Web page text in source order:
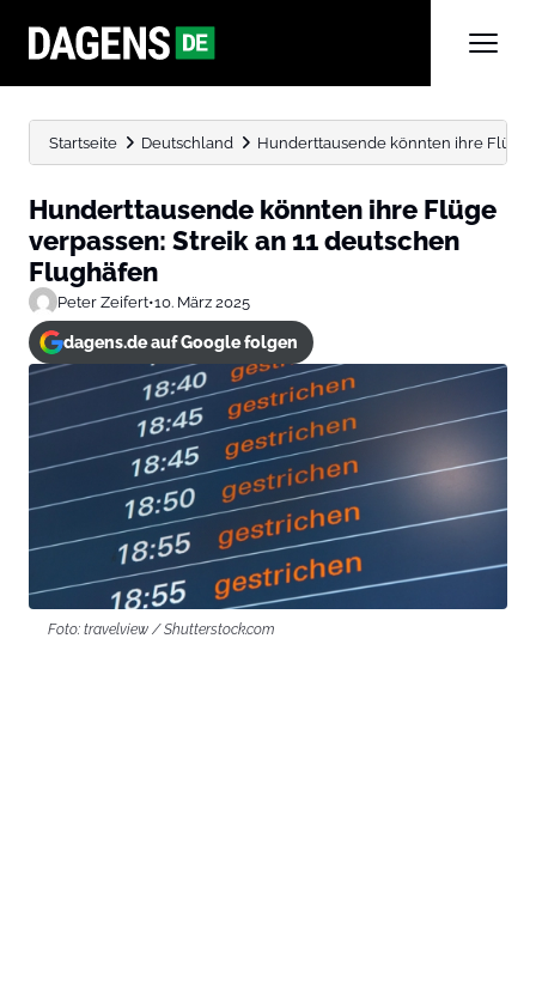
Startseite Deutschland Hunderttausende könnten ihre Flüge
Hunderttausende könnten ihre Flüge
verpassen: Streik an 11 deutschen
Flughäfen
Peter Zeifert•10. März 2025
dagens.de auf Google folgen
Foto: travelview / Shutterstock.com